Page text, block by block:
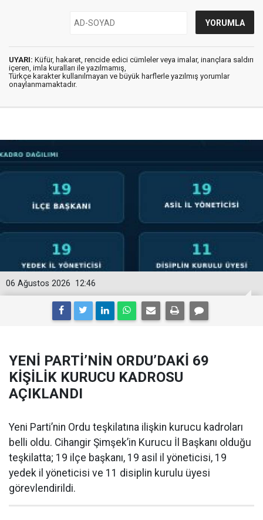
UYARI: Küfür, hakaret, rencide edici cümleler veya imalar, inançlara saldırı
içeren, imla kuralları ile yazılmamış,
Türkçe karakter kullanılmayan ve büyük harflerle yazılmış yorumlar
onaylanmamaktadır.
12:46
06 Ağustos 2026
YENİ PARTİ’NİN ORDU’DAKİ 69
KİŞİLİK KURUCU KADROSU
AÇIKLANDI
Yeni Parti’nin Ordu teşkilatına ilişkin kurucu kadroları
belli oldu. Cihangir Şimşek’in Kurucu İl Başkanı olduğu
teşkilatta; 19 ilçe başkanı, 19 asil il yöneticisi, 19
yedek il yöneticisi ve 11 disiplin kurulu üyesi
görevlendirildi.